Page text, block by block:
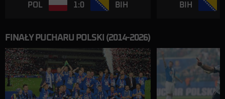
POL 1:0 BIH BIH
FINAŁY PUCHARU POLSKI (2014-2026)